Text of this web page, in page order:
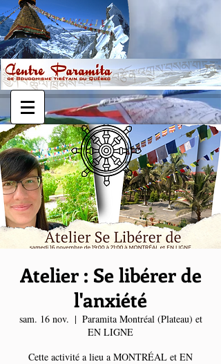
Atelier : Se libérer de
l'anxiété
sam. 16 nov.
  |
Paramita Montréal (Plateau) et
EN LIGNE
Cette activité a lieu a MONTRÉAL et EN